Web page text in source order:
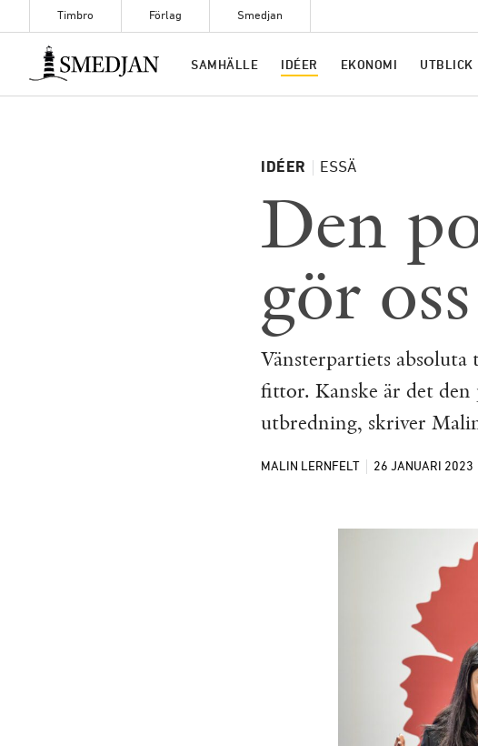
Timbro Förlag Smedjan
Timbro
SAMHÄLLE IDÉER EKONOMI UTBLICK
IDÉER ESSÄ
Den
gör
Vänsterpartiets
fittor. Kanske är det
utbredning, skriver
MALIN LERNFELT 26 JANUARI 2023